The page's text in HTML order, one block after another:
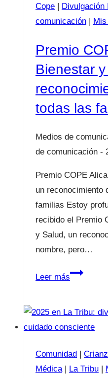
Cope | Divulgación
comunicación |
Premio
Bienestar
todas las
Premio COPE
un reconocimiento
familias Estoy
recibido el Premio
y Salud, un
nombre, pero…
Leer másPremio
–
Bienestar
Salud:
Comunidad |
Médica | La Tribu |